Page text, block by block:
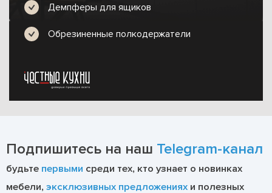
Демпферы для ящиков
Обрезиненные полкодержатели
Подпишитесь на наш Telegram-канал
будьте первыми среди тех, кто узнает о новинках
мебели, эксклюзивных предложениях и полезных